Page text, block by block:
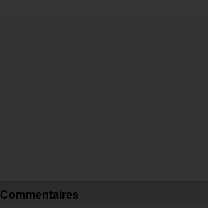
Commentaires